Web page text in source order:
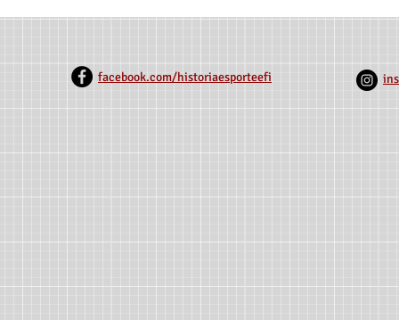
facebook.com/historiaesporteefi